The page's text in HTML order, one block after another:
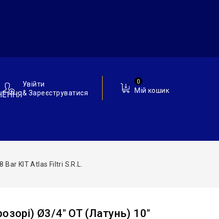
Мій кошик
0
Увійти
& Зареєструватися
Bar KIT Atlas Filtri S.r.l.
Ø3/4″ OT (латунь) 10″